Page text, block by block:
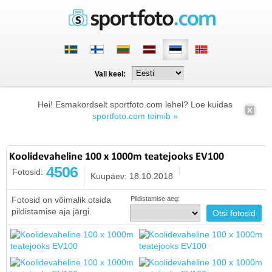
Vali keel:
Hei! Esmakordselt sportfoto.com lehel? Loe kuidas
sportfoto.com toimib »
Koolidevaheline 100 x 1000m teatejooks EV100
Fotosid: 4506 Kuupäev: 18.10.2018
Fotosid on võimalik otsida
pildistamise aja järgi.
Pildistamise aeg: